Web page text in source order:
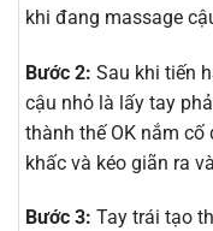
khi đang massage
Bước 2: Sau khi tiến
cậu nhỏ là lấy tay
thành thế OK nắm
khấc và kéo giãn ra
Bước 3: Tay trái tạo